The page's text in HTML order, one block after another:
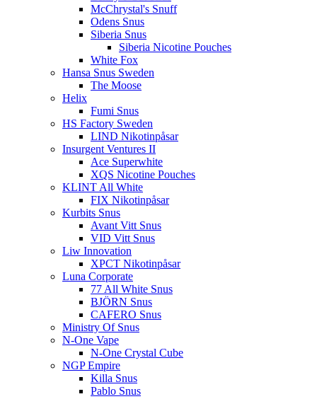
McChrystal's Snuff
Odens Snus
Siberia Snus
Siberia Nicotine Pouches
White Fox
Hansa Snus Sweden
The Moose
Helix
Fumi Snus
HS Factory Sweden
LIND Nikotinpåsar
Insurgent Ventures II
Ace Superwhite
XQS Nicotine Pouches
KLINT All White
FIX Nikotinpåsar
Kurbits Snus
Avant Vitt Snus
VID Vitt Snus
Liw Innovation
XPCT Nikotinpåsar
Luna Corporate
77 All White Snus
BJÖRN Snus
CAFERO Snus
Ministry Of Snus
N-One Vape
N-One Crystal Cube
NGP Empire
Killa Snus
Pablo Snus